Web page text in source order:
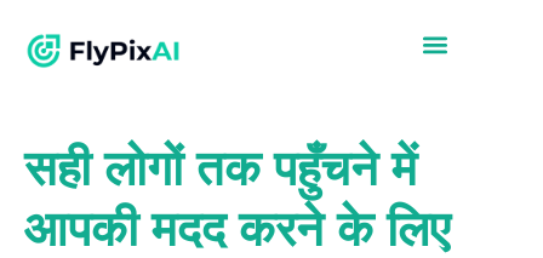
सही लोगों तक पहुँचने में
आपकी मदद करने के लिए